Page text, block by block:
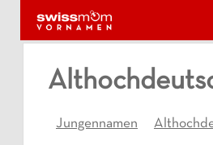
Jungennamen